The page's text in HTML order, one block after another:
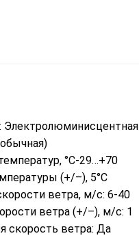
Электролюминисцентная
°C-29…+70
(+/–), 5°С
ветра, м/с: 6-40
ветра (+/–), м/с: 1
скорость ветра: Да